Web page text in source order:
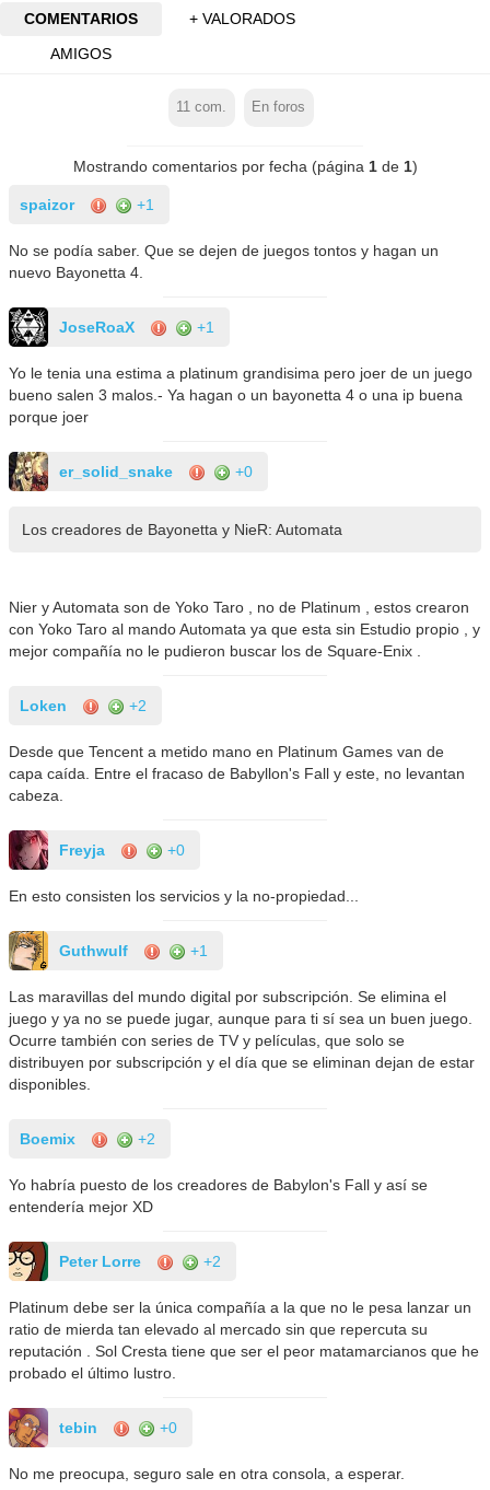
COMENTARIOS
+ VALORADOS
AMIGOS
11 com. En foros
Mostrando comentarios por fecha (página 1de 1)
spaizor +1
No se podía saber. Que se dejen de juegos tontos y hagan un
nuevo Bayonetta 4.
JoseRoaX +1
Yo le tenia una estima a platinum grandisima pero joer de un juego
bueno salen 3 malos.- Ya hagan o un bayonetta 4 o una ip buena
porque joer
er_solid_snake +0
Los creadores de Bayonetta y NieR: Automata
Nier y Automata son de Yoko Taro , no de Platinum , estos crearon
con Yoko Taro al mando Automata ya que esta sin Estudio propio , y
mejor compañía no le pudieron buscar los de Square-Enix .
Loken +2
Desde que Tencent a metido mano en Platinum Games van de
capa caída. Entre el fracaso de Babyllon's Fall y este, no levantan
cabeza.
Freyja +0
En esto consisten los servicios y la no-propiedad...
Guthwulf +1
Las maravillas del mundo digital por subscripción. Se elimina el
juego y ya no se puede jugar, aunque para ti sí sea un buen juego.
Ocurre también con series de TV y películas, que solo se
distribuyen por subscripción y el día que se eliminan dejan de estar
disponibles.
Boemix +2
Yo habría puesto de los creadores de Babylon's Fall y así se
entendería mejor XD
Peter Lorre +2
Platinum debe ser la única compañía a la que no le pesa lanzar un
ratio de mierda tan elevado al mercado sin que repercuta su
reputación . Sol Cresta tiene que ser el peor matamarcianos que he
probado el último lustro.
tebin +0
No me preocupa, seguro sale en otra consola, a esperar.